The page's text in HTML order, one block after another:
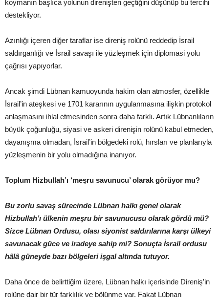
koymanın başlıca yolunun direnişten geçtiğini düşünüp bu tercihi
destekliyor.
Azınlığı içeren diğer taraflar ise direniş rolünü reddedip İsrail
saldırganlığı ve İsrail savaşı ile yüzleşmek için diplomasi yolu
çağrısı yapıyorlar.
Ancak şimdi Lübnan kamuoyunda hakim olan atmosfer, özellikle
İsrail’in ateşkesi ve 1701 kararının uygulanmasına ilişkin protokol
anlaşmasını ihlal etmesinden sonra daha farklı. Artık Lübnanlıların
büyük çoğunluğu, siyasi ve askeri direnişin rolünü kabul etmeden,
dayanışma olmadan, İsrail’in bölgedeki rolü, hırsları ve planlarıyla
yüzleşmenin bir yolu olmadığına inanıyor.
Toplum Hizbullah’ı ‘meşru savunucu’ olarak görüyor mu?
Bu zorlu savaş sürecinde Lübnan halkı genel olarak
Hizbullah’ı ülkenin meşru bir savunucusu olarak gördü mü?
Sizce Lübnan Ordusu, olası siyonist saldırılarına karşı ülkeyi
savunacak güce ve iradeye sahip mi? Sonuçta İsrail ordusu
hâlâ güneyde bazı bölgeleri işgal altında tutuyor.
Daha önce de belirttiğim üzere, Lübnan halkı içerisinde Direniş’in
rolüne dair bir tür farklılık ve bölünme var. Fakat Lübnan